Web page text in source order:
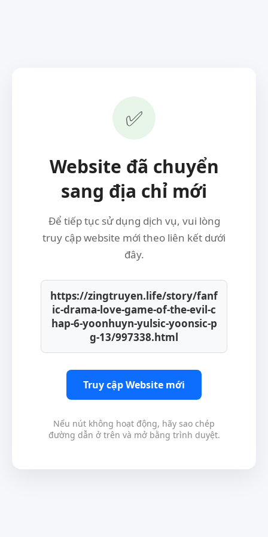
✅
Website đã chuyển
sang địa chỉ mới
Để tiếp tục sử dụng dịch vụ, vui lòng
truy cập website mới theo liên kết dưới
đây.
https://zingtruyen.life/story/fanf
ic-drama-love-game-of-the-evil-c
hap-6-yoonhuyn-yulsic-yoonsic-p
g-13/997338.html
Truy cập Website mới
Nếu nút không hoạt động, hãy sao chép
đường dẫn ở trên và mở bằng trình duyệt.